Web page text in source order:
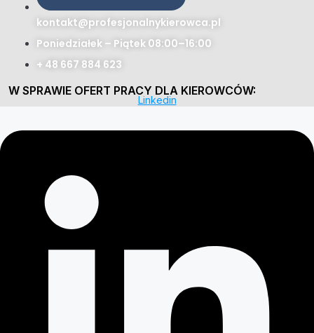
kontakt@profesjonalnykierowca.pl
Poniedziałek – Piątek 08:00–16:00
+ 48 667 884 623
W SPRAWIE OFERT PRACY DLA KIEROWCÓW:
Linkedin